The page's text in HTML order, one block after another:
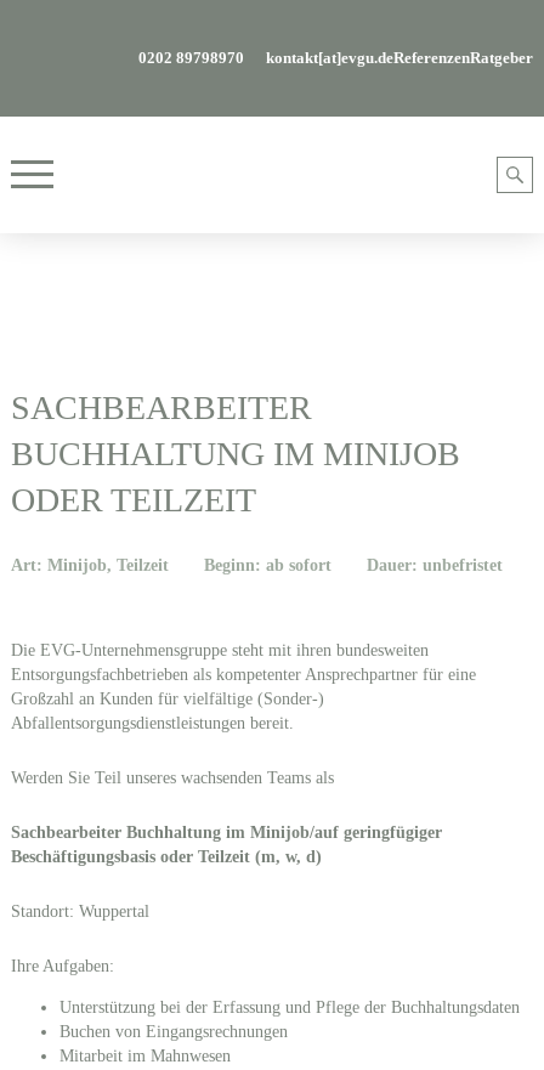
0202 89798970 kontakt[at]evgu.deReferenzenRatgeber
SACHBEARBEITER
BUCHHALTUNG IM MINIJOB
ODER TEILZEIT
Art: Minijob, Teilzeit Beginn: ab sofort Dauer: unbefristet
Die EVG-Unternehmensgruppe steht mit ihren bundesweiten
Entsorgungsfachbetrieben als kompetenter Ansprechpartner für eine
Großzahl an Kunden für vielfältige (Sonder-)
Abfallentsorgungsdienstleistungen bereit.
Werden Sie Teil unseres wachsenden Teams als
Sachbearbeiter Buchhaltung im Minijob/auf geringfügiger
Beschäftigungsbasis oder Teilzeit(m, w, d)
Standort: Wuppertal
Ihre Aufgaben:
Unterstützung bei der Erfassung und Pflege der Buchhaltungsdaten
Buchen von Eingangsrechnungen
Mitarbeit im Mahnwesen